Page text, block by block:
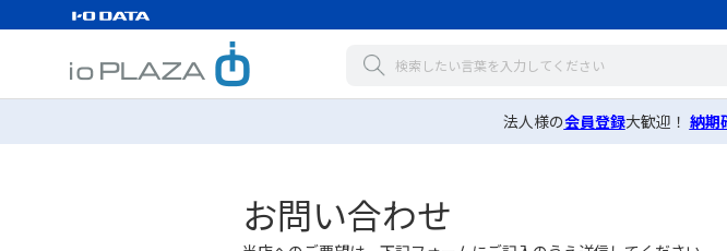
法人様の会員登録大歓迎！ 納期
お問い合わせ